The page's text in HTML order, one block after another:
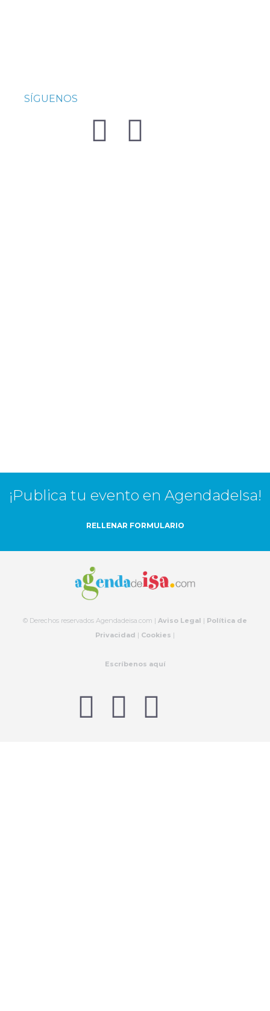
SÍGUENOS
¡Publica tu evento en AgendadeIsa!
RELLENAR FORMULARIO
© Derechos reservados Agendadeisa.com | Aviso Legal | Política de
Privacidad | Cookies |
Escríbenos aquí